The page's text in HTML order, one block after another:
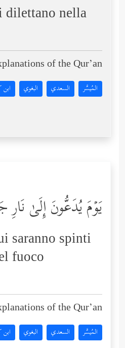
dilettano nella
of the Qur’an:
المُيسَّر السعدي البغوي ابن
یَوۡمَ یُدَعُّونَ إِلَىٰ نَارِ
saranno spinti
fuoco
of the Qur’an:
المُيسَّر السعدي البغوي ابن